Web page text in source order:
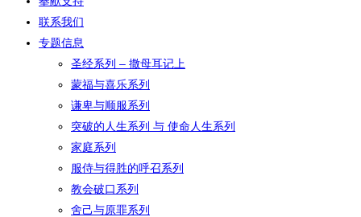
联系我们
专题信息
圣经系列 – 撒母耳记上
蒙福与喜乐系列
谦卑与顺服系列
突破的人生系列 与 使命人生系列
家庭系列
服侍与得胜的呼召系列
教会破口系列
舍己与原罪系列